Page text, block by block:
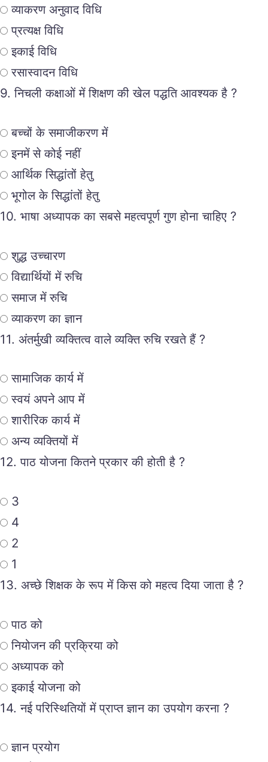
व्याकरण अनुवाद विधि
प्रत्यक्ष विधि
इकाई विधि
रसास्वादन विधि
9.निचली कक्षाओं में शिक्षण की खेल पद्धति आवश्यक है ?
बच्चों के समाजीकरण में
इनमें से कोई नहीं
आर्थिक सिद्धांतों हेतु
भूगोल के सिद्धांतों हेतु
10. भाषा अध्यापक का सबसे महत्वपूर्ण गुण होना चाहिए ?
शुद्ध उच्चारण
विद्यार्थियों में रुचि
समाज में रुचि
व्याकरण का ज्ञान
11. अंतर्मुखी व्यक्तित्व वाले व्यक्ति रुचि रखते हैं ?
सामाजिक कार्य में
स्वयं अपने आप में
शारीरिक कार्य में
अन्य व्यक्तियों में
12.पाठ योजना कितने प्रकार की होती है ?
3
4
2
1
13. अच्छे शिक्षक के रूप में किस को महत्व दिया जाता है ?
पाठ को
नियोजन की प्रक्रिया को
अध्यापक को
इकाई योजना को
14.नई परिस्थितियों में प्राप्त ज्ञान का उपयोग करना ?
ज्ञान प्रयोग